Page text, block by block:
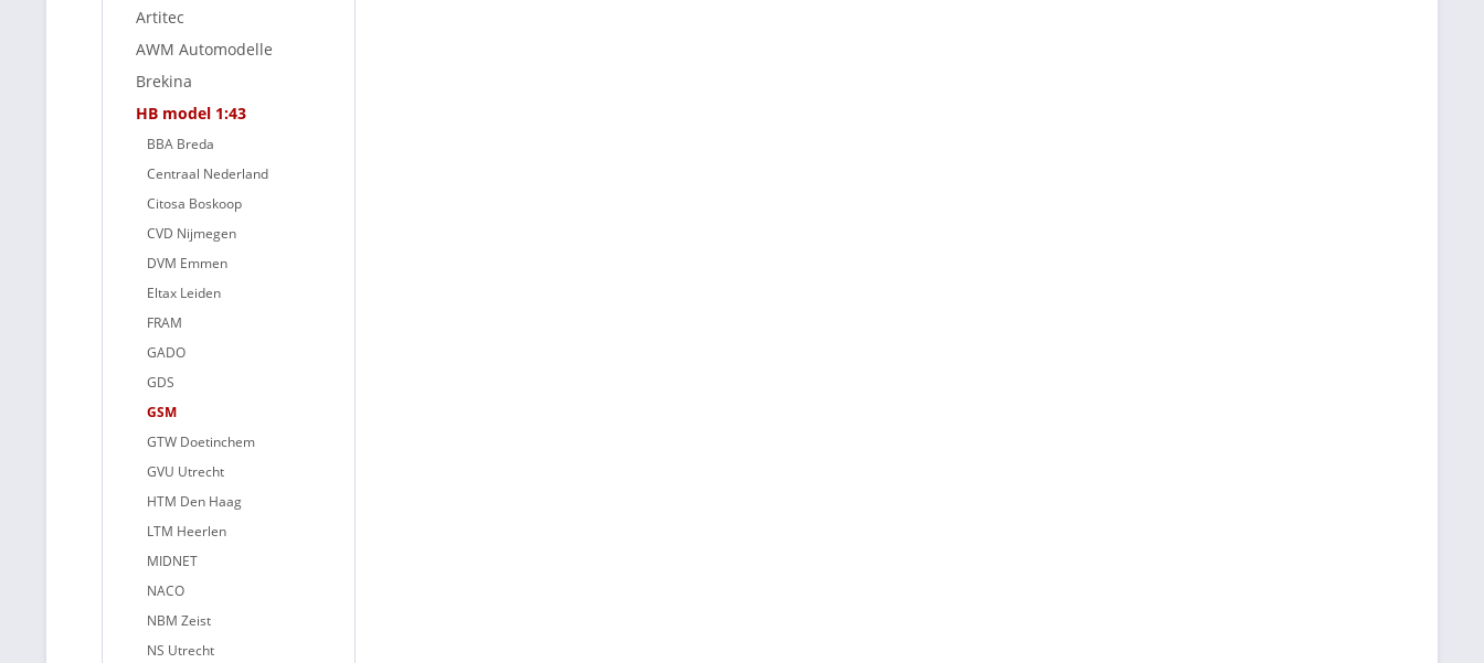
Artitec
AWM Automodelle
Brekina
HB model 1:43
BBA Breda
Centraal Nederland
Citosa Boskoop
CVD Nijmegen
DVM Emmen
Eltax Leiden
FRAM
GADO
GDS
GSM
GTW Doetinchem
GVU Utrecht
HTM Den Haag
LTM Heerlen
MIDNET
NACO
NBM Zeist
NS Utrecht